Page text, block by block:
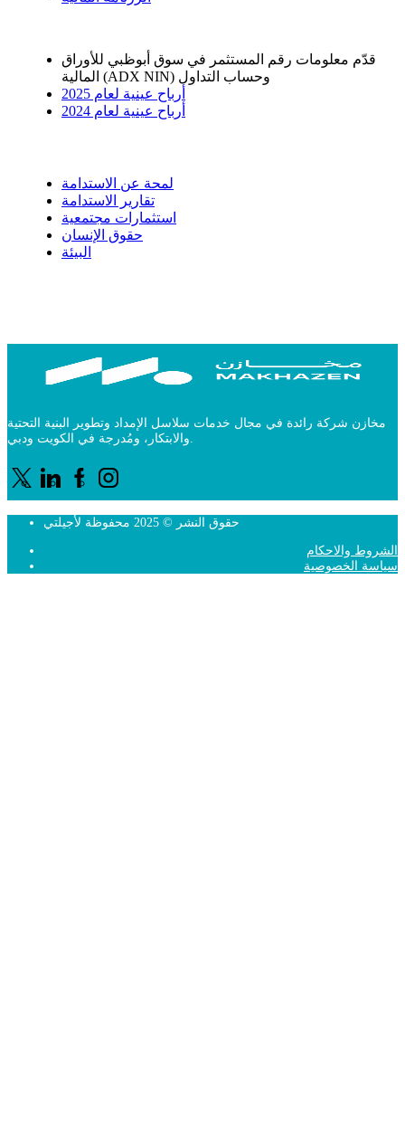
قدّم معلومات رقم المستثمر في سوق أبوظبي للأوراق
المالية (ADX NIN) وحساب التداول
أرباح عينية لعام 2025
أرباح عينية لعام 2024
لمحة عن الاستدامة
تقارير الاستدامة
استثمارات مجتمعية
حقوق الإنسان
البيئة
مخازن شركة رائدة في مجال خدمات سلاسل الإمداد وتطوير البنية التحتية
حقوق النشر © 2025 محفوظة لأجيلتي
الشروط والاحكام
سياسة الخصوصية